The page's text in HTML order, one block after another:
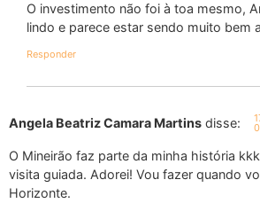
O investimento não foi à toa mesmo,
lindo e parece estar sendo muito bem
Responder
Angela Beatriz Camara Martins disse:
O Mineirão faz parte da minha história
visita guiada. Adorei! Vou fazer quando
Horizonte.